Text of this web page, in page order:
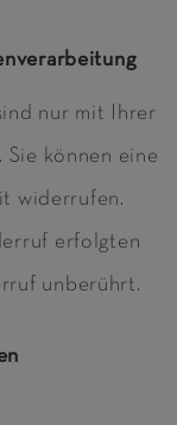
nur mit Ihrer
Sie können eine
widerrufen.
erfolgten
unberührt.